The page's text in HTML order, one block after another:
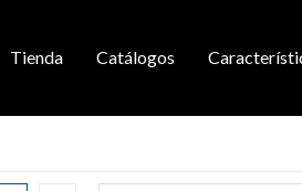
Tienda Catálogos